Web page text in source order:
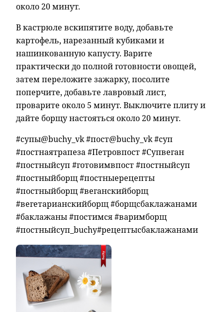
около 20 минут.
В кастрюле вскипятите воду, добавьте
картофель, нарезанный кубиками и
нашинкованную капусту. Варите
практически до полной готовности овощей,
затем переложите зажарку, посолите
поперчите, добавьте лавровый лист,
проварите около 5 минут. Выключите плиту и
дайте борщу настояться около 20 минут.
#супы@buchy_vk #пост@buchy_vk #суп
#постнаятрапеза #Петровпост #Супвеган
#постныйсуп #готовимвпост #постныйсуп
#постныйборщ #постныерецепты
#постныйборщ #веганскийборщ
#вегетарианскийборщ #борщсбаклажанами
#баклажаны #постимся #варимборщ
#постныйсуп_buchy#рецептысбаклажанами